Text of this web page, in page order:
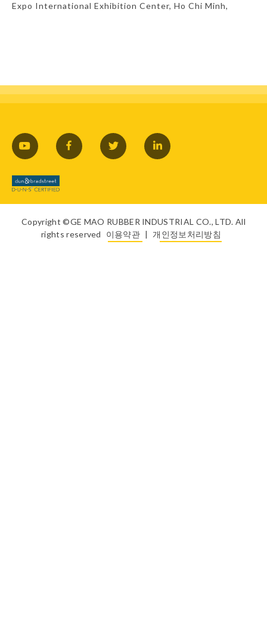
Expo International Exhibition Center, Ho Chi Minh,
Copyright ©GE MAO RUBBER INDUSTRIAL CO., LTD. All
rights reserved
이용약관 | 개인정보처리방침